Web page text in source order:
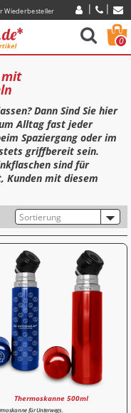
Wiederbesteller
0
Dann Sind Sie hier
Alltag fast jeder
Spaziergang oder im
griffbereit sein.
sind für
Kunden mit diesem
Thermoskanne 500ml
für Unterwegs.